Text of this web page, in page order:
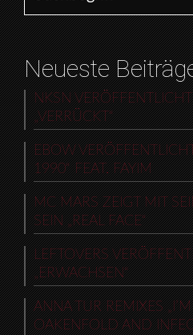
Neueste
NKSN
„VERRÜCKT“
EBOW
1990“ FEAT. FAYIM
MC MARS ZEIGT MIT
SEIN „REAL FACE“
LEFTOVERS
„ERWACHSEN“
ANNA TUR REMIXES
OAKENFOLD AND